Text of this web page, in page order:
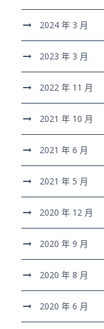
2024 年 3 月
2023 年 3 月
2022 年 11 月
2021 年 10 月
2021 年 6 月
2021 年 5 月
2020 年 12 月
2020 年 9 月
2020 年 8 月
2020 年 6 月